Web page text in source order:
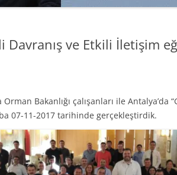
Davranış ve Etkili İletişim
Orman Bakanlığı çalışanları ile Antalya’da
07-11-2017 tarihinde gerçekleştirdik.